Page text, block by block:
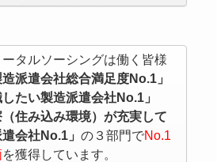
ータルソーシングは働く皆様
造派遣会社総合満足度No.1」
したい製造派遣会社No.1」
（住み込み環境）が充実して
会社No.1」 の３部門でNo.1
を獲得しています。